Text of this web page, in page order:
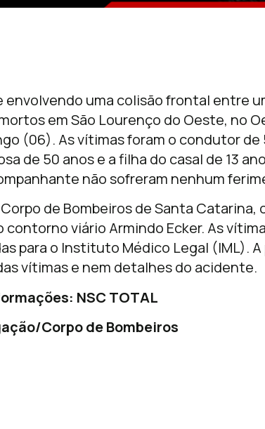
envolvendo uma colisão frontal entre
em São Lourenço do Oeste, no
(06). As vítimas foram o condutor de
de 50 anos e a filha do casal de 13
não sofreram nenhum
de Bombeiros de Santa
contorno viário Armindo Ecker. As
para o Instituto Médico Legal (IML).
vítimas e nem detalhes do acidente.
NSC TOTAL
Corpo de Bombeiros